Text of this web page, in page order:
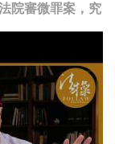
院審微罪案，究